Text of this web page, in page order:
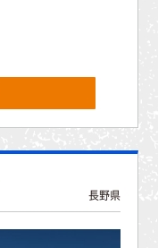
長野県